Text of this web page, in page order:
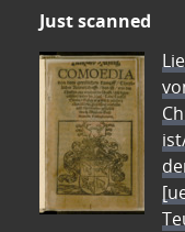
Just scanned